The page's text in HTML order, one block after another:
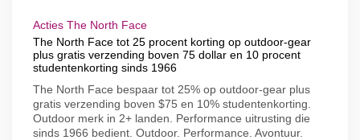
Acties The North Face
The North Face tot 25 procent korting op outdoor-gear
plus gratis verzending boven 75 dollar en 10 procent
studentenkorting sinds 1966
The North Face bespaar tot 25% op outdoor-gear plus
gratis verzending boven $75 en 10% studentenkorting.
Outdoor merk in 2+ landen. Performance uitrusting die
sinds 1966 bedient. Outdoor. Performance. Avontuur.